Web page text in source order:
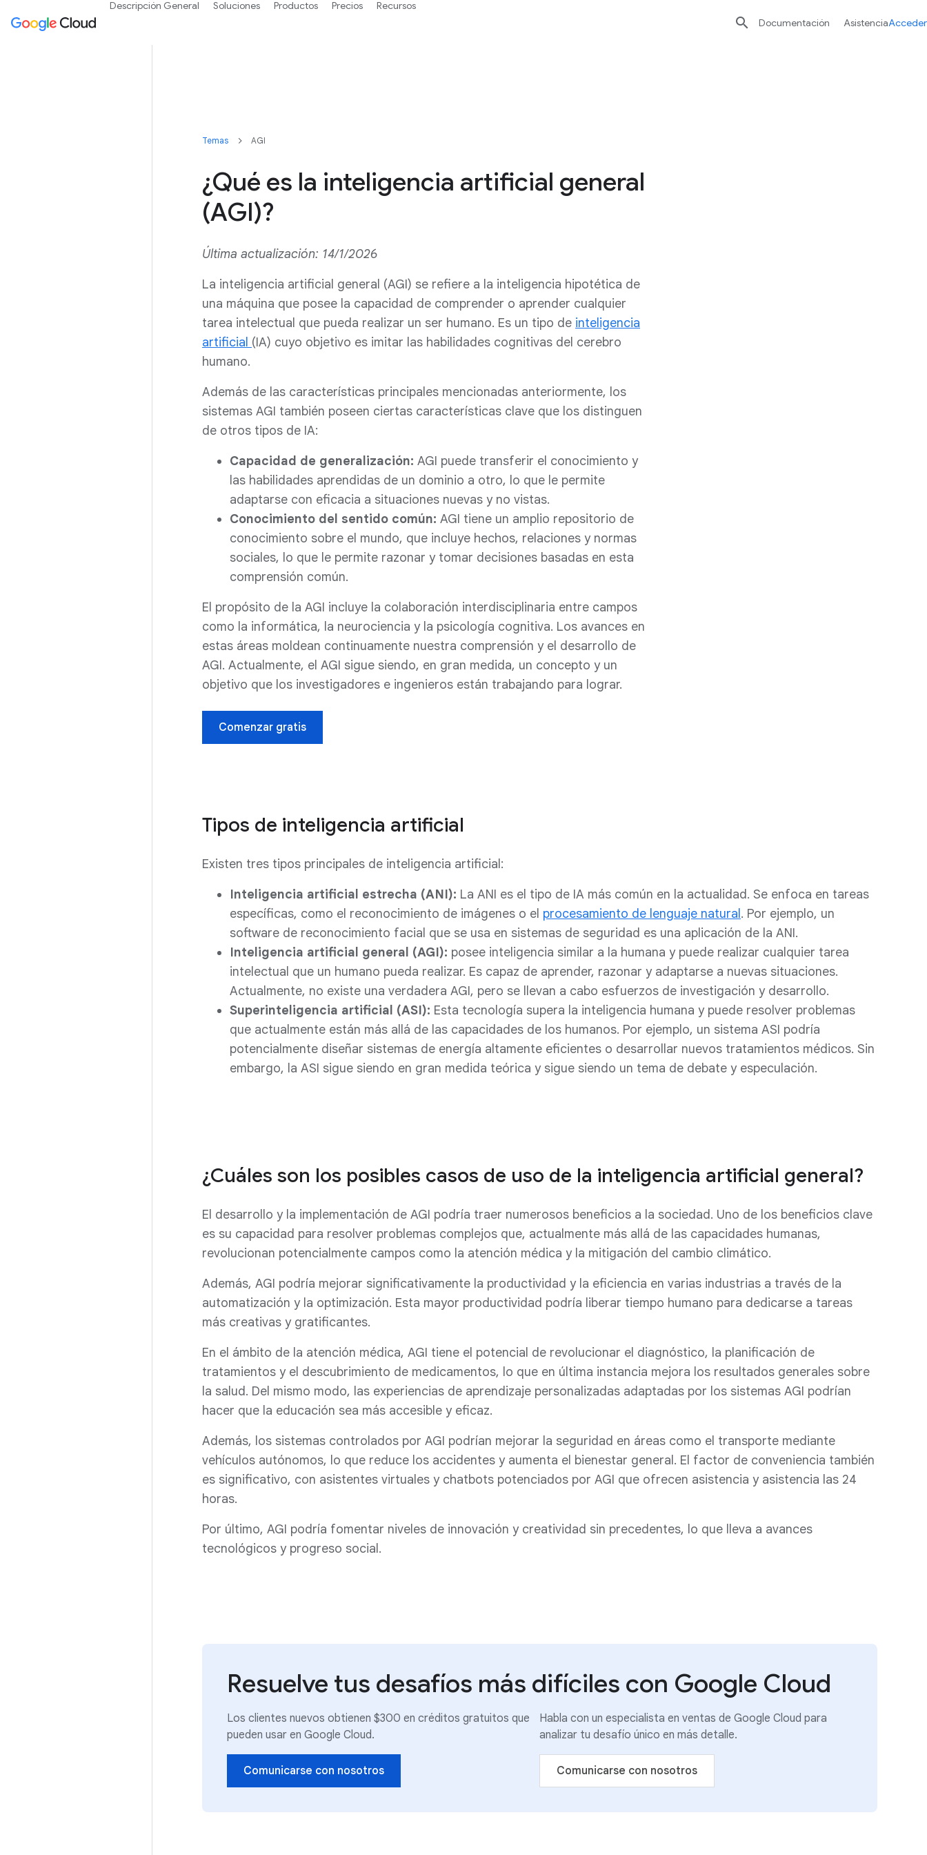
Temas AGI
¿Qué es la inteligencia artificial general
(AGI)?
Última actualización: 14/1/2026
La inteligencia artificial general (AGI) se refiere a la inteligencia hipotética de
una máquina que posee la capacidad de comprender o aprender cualquier
tarea intelectual que pueda realizar un ser humano. Es un tipo de inteligencia
artificial (IA) cuyo objetivo es imitar las habilidades cognitivas del cerebro
humano.
Además de las características principales mencionadas anteriormente, los
sistemas AGI también poseen ciertas características clave que los distinguen
de otros tipos de IA:
Capacidad de generalización: AGI puede transferir el conocimiento y
las habilidades aprendidas de un dominio a otro, lo que le permite
adaptarse con eficacia a situaciones nuevas y no vistas.
Conocimiento del sentido común: AGI tiene un amplio repositorio de
conocimiento sobre el mundo, que incluye hechos, relaciones y normas
sociales, lo que le permite razonar y tomar decisiones basadas en esta
comprensión común.
El propósito de la AGI incluye la colaboración interdisciplinaria entre campos
como la informática, la neurociencia y la psicología cognitiva. Los avances en
estas áreas moldean continuamente nuestra comprensión y el desarrollo de
AGI. Actualmente, el AGI sigue siendo, en gran medida, un concepto y un
objetivo que los investigadores e ingenieros están trabajando para lograr.
Comenzar gratis
Tipos de inteligencia artificial
Existen tres tipos principales de inteligencia artificial:
Inteligencia artificial estrecha (ANI): La ANI es el tipo de IA más común en la actualidad. Se enfoca en tareas
específicas, como el reconocimiento de imágenes o el procesamiento de lenguaje natural . Por ejemplo, un
software de reconocimiento facial que se usa en sistemas de seguridad es una aplicación de la ANI.
Inteligencia artificial general (AGI): posee inteligencia similar a la humana y puede realizar cualquier tarea
intelectual que un humano pueda realizar. Es capaz de aprender, razonar y adaptarse a nuevas situaciones.
Actualmente, no existe una verdadera AGI, pero se llevan a cabo esfuerzos de investigación y desarrollo.
Superinteligencia artificial (ASI): Esta tecnología supera la inteligencia humana y puede resolver problemas
que actualmente están más allá de las capacidades de los humanos. Por ejemplo, un sistema ASI podría
potencialmente diseñar sistemas de energía altamente eficientes o desarrollar nuevos tratamientos médicos. Sin
embargo, la ASI sigue siendo en gran medida teórica y sigue siendo un tema de debate y especulación.
¿Cuáles son los posibles casos de uso de la inteligencia artificial general?
El desarrollo y la implementación de AGI podría traer numerosos beneficios a la sociedad. Uno de los beneficios clave
es su capacidad para resolver problemas complejos que, actualmente más allá de las capacidades humanas,
revolucionan potencialmente campos como la atención médica y la mitigación del cambio climático.
Además, AGI podría mejorar significativamente la productividad y la eficiencia en varias industrias a través de la
automatización y la optimización. Esta mayor productividad podría liberar tiempo humano para dedicarse a tareas
más creativas y gratificantes.
En el ámbito de la atención médica, AGI tiene el potencial de revolucionar el diagnóstico, la planificación de
tratamientos y el descubrimiento de medicamentos, lo que en última instancia mejora los resultados generales sobre
la salud. Del mismo modo, las experiencias de aprendizaje personalizadas adaptadas por los sistemas AGI podrían
hacer que la educación sea más accesible y eficaz.
Además, los sistemas controlados por AGI podrían mejorar la seguridad en áreas como el transporte mediante
vehículos autónomos, lo que reduce los accidentes y aumenta el bienestar general. El factor de conveniencia también
es significativo, con asistentes virtuales y chatbots potenciados por AGI que ofrecen asistencia y asistencia las 24
horas.
Por último, AGI podría fomentar niveles de innovación y creatividad sin precedentes, lo que lleva a avances
tecnológicos y progreso social.
Resuelve tus desafíos más difíciles con Google Cloud
Los clientes nuevos obtienen $300 en créditos gratuitos que
pueden usar en Google Cloud.
Comunicarse con nosotros
Habla con un especialista en ventas de Google Cloud para
analizar tu desafío único en más detalle.
Comunicarse con nosotros
Descripción General Soluciones Productos Precios Recursos
 Documentación AsistenciaAcceder